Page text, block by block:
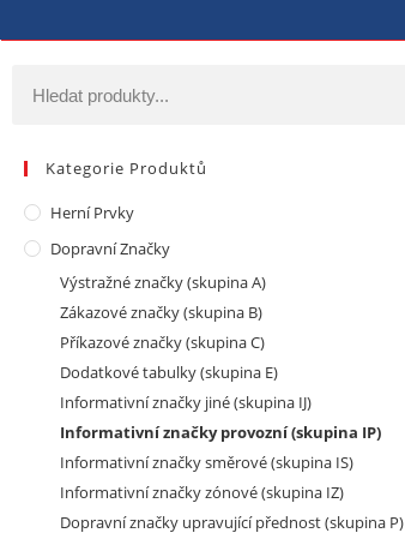
Kategorie Produktů
Herní Prvky
Dopravní Značky
Výstražné značky (skupina A)
Zákazové značky (skupina B)
Příkazové značky (skupina C)
Dodatkové tabulky (skupina E)
Informativní značky jiné (skupina IJ)
Informativní značky provozní (skupina IP)
Informativní značky směrové (skupina IS)
Informativní značky zónové (skupina IZ)
Dopravní značky upravující přednost (skupina P)